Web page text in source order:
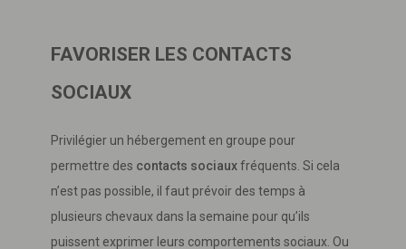
FAVORISER LES CONTACTS
SOCIAUX
Privilégier un hébergement en groupe pour
permettre des contacts sociauxfréquents. Si cela
n’est pas possible, il faut prévoir des temps à
plusieurs chevaux dans la semaine pour qu’ils
puissent exprimer leurs comportements sociaux. Ou